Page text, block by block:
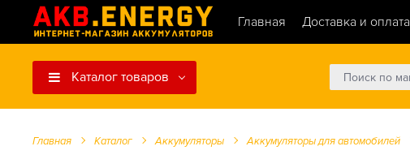
Главная Доставка и оплата
Каталог товаров
Главная Каталог Аккумуляторы Аккумуляторы для автомобилей